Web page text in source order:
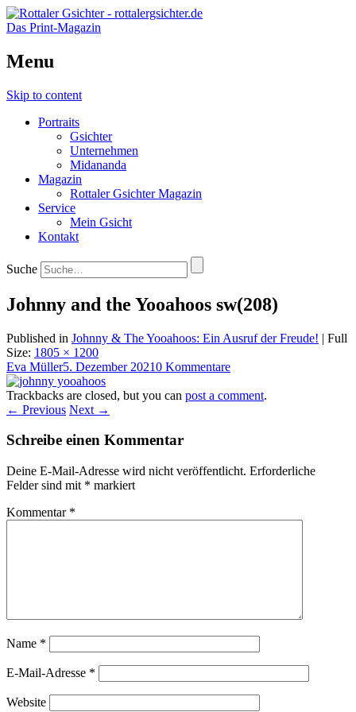
Das Print-Magazin
Menu
Skip to content
Portraits
Gsichter
Unternehmen
Midananda
Magazin
Rottaler Gsichter Magazin
Service
Mein Gsicht
Kontakt
Suche
Johnny and the Yooahoos sw(208)
Published in Johnny & The Yooahoos: Ein Ausruf der Freude! | Full
Size: 1805 × 1200
Eva Müller5. Dezember 20210 Kommentare
Trackbacks are closed, but you can post a comment.
← Previous Next →
Schreibe einen Kommentar
Deine E-Mail-Adresse wird nicht veröffentlicht. Erforderliche
Felder sind mit * markiert
Kommentar *
Name *
E-Mail-Adresse *
Website